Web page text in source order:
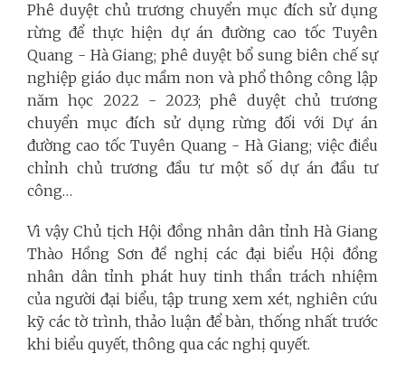
Phê duyệt chủ trương chuyển mục đích sử dụng
rừng để thực hiện dự án đường cao tốc Tuyên
Quang - Hà Giang; phê duyệt bổ sung biên chế sự
nghiệp giáo dục mầm non và phổ thông công lập
năm học 2022 - 2023; phê duyệt chủ trương
chuyển mục đích sử dụng rừng đối với Dự án
đường cao tốc Tuyên Quang - Hà Giang; việc điều
chỉnh chủ trương đầu tư một số dự án đầu tư
công…
Vì vậy Chủ tịch Hội đồng nhân dân tỉnh Hà Giang
Thào Hồng Sơn đề nghị các đại biểu Hội đồng
nhân dân tỉnh phát huy tinh thần trách nhiệm
của người đại biểu, tập trung xem xét, nghiên cứu
kỹ các tờ trình, thảo luận để bàn, thống nhất trước
khi biểu quyết, thông qua các nghị quyết.